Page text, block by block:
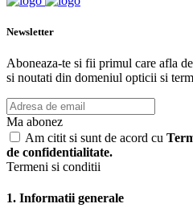
Newsletter
Aboneaza-te si fii primul care afla
si noutati din domeniul opticii si
Ma abonez
Am citit si sunt de acord cu
de confidentialitate.
Termeni si conditii
1. Informatii generale